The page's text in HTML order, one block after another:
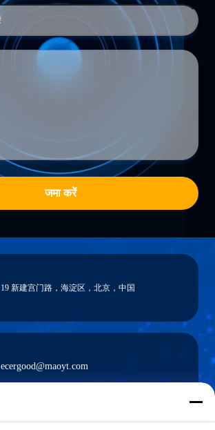
जमा करें
19 新建宫门路，海淀区，北京，中国
ecergood@maoyt.com